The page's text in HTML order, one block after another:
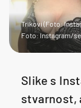
Trikovi (Foto:
Foto: Instagram/
Slike s
stvarnost,